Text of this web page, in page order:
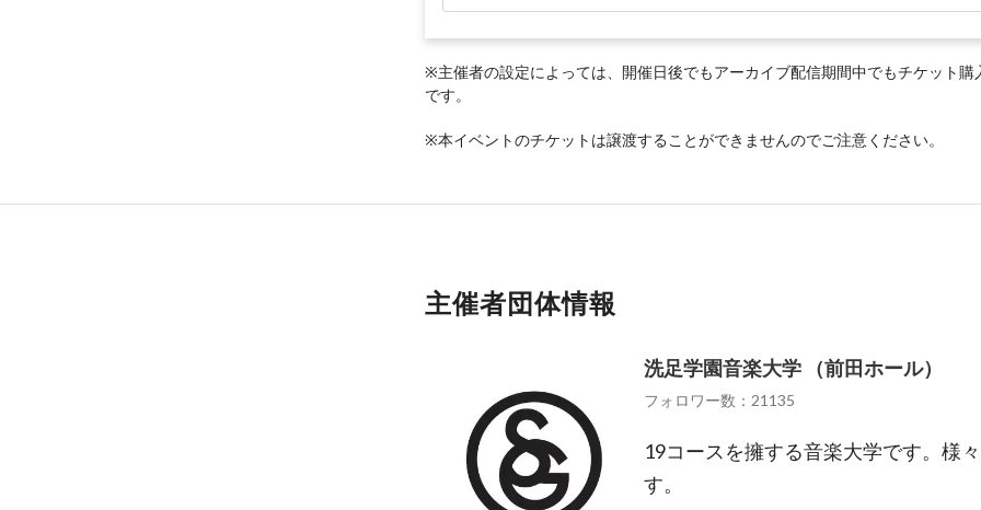
※主催者の設定によっては、開催日後でもアーカイブ配信期間中でもチケット購
です。
※本イベントのチケットは譲渡することができませんのでご注意ください。
主催者団体情報
洗足学園音楽大学 （前田ホール）
フォロワー数：21135
19コースを擁する音楽大学です。様
す。